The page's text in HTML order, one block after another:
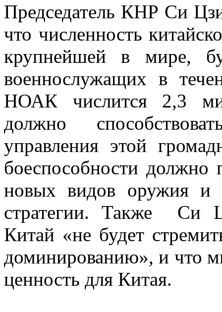
Председатель КНР Си
что численность
крупнейшей в мире,
военнослужащих в
НОАК числится 2,3
должно
управления этой
боеспособности должно
новых видов оружия и
стратегии. Также Си
Китай «не будет
доминированию», и что
ценность для Китая.